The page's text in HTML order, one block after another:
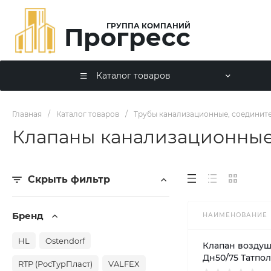
ГРУППА КОМПАНИЙ
Прогресс
Каталог товаров
Главная / Каталог товаров / Трубы канализационные,
Клапаны
Скрыть фильтр
Бренд
HL Ostendorf
RTP (РосТурПласт) VALFEX
НАИМЕНОВАНИЕ
Клапан
Дн50/75